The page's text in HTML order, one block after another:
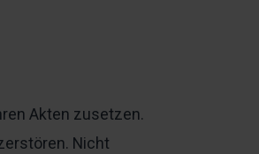
Akten zusetzen.
Nicht